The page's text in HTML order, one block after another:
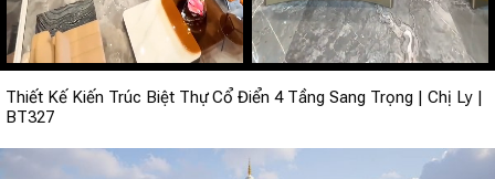
Thiết Kế Kiến Trúc Biệt Thự Cổ Điển 4 Tầng Sang Trọng | Chị Ly |
BT327